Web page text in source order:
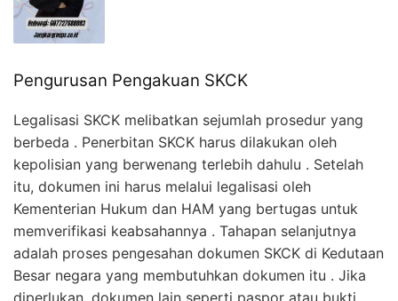
Pengurusan Pengakuan SKCK
Legalisasi SKCK melibatkan sejumlah prosedur yang
berbeda . Penerbitan SKCK harus dilakukan oleh
kepolisian yang berwenang terlebih dahulu . Setelah
itu, dokumen ini harus melalui legalisasi oleh
Kementerian Hukum dan HAM yang bertugas untuk
memverifikasi keabsahannya . Tahapan selanjutnya
adalah proses pengesahan dokumen SKCK di Kedutaan
Besar negara yang membutuhkan dokumen itu . Jika